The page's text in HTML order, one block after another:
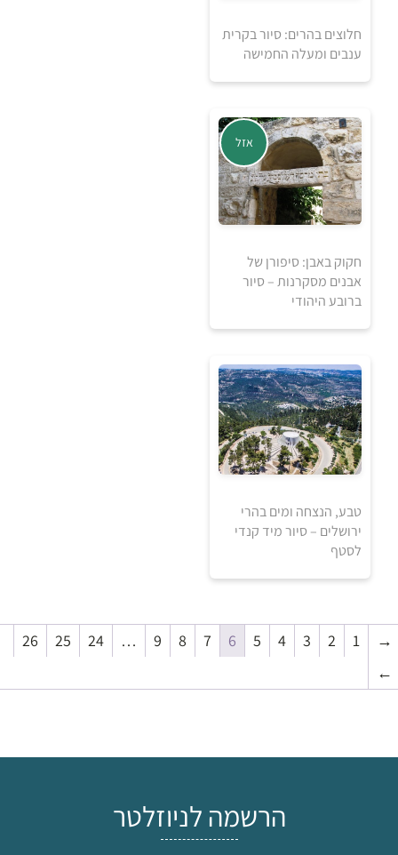
250
למידע ולרכישה
חלוצים בהרים: סיור בקרית
ענבים ומעלה החמישה
אזל
חקוק באבן: סיפורן של
אבנים מסקרנות – סיור
ברובע היהודי
למידע ולרכישה
טבע, הנצחה ומים בהרי
ירושלים – סיור מיד קנדי
לסטף
→
1
2
3
4
5
6
7
8
9
…
24
25
26
←
הרשמה לניוזלטר